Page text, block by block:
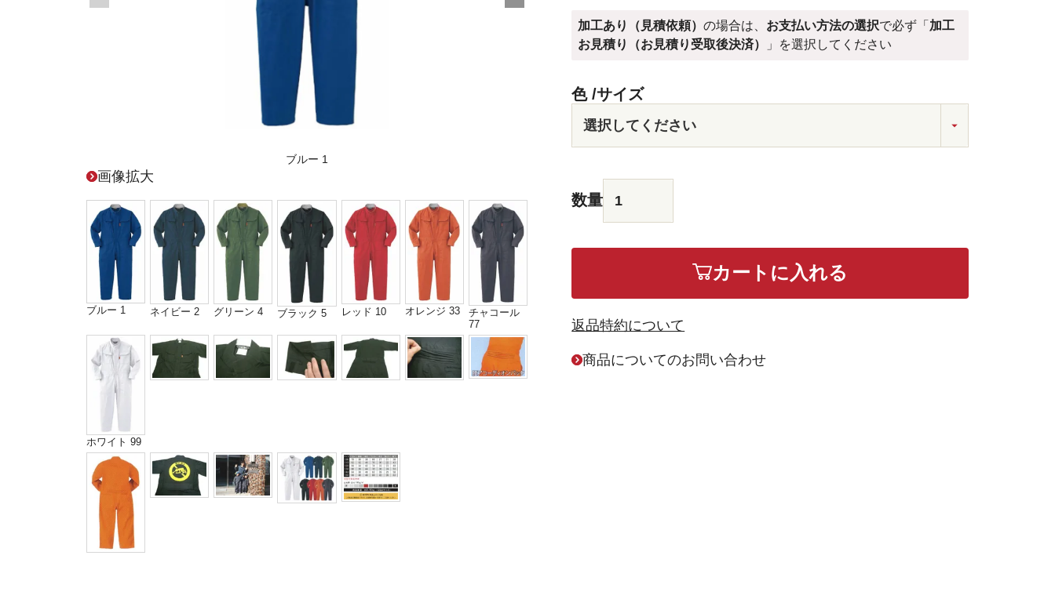
ブルー 1
画像拡大
ブルー 1 ネイビー 2 グリーン 4 ブラック 5 レッド 10 オレンジ 33
チャコール
77
ホワイト 99
加工あり（見積依頼）の場合は、 お支払い方法の選択で必ず「 加工
お見積り（お見積り受取後決済）
」を選択してください
色 サイズ
カートに入れる
返品特約について
商品についてのお問い合わせ